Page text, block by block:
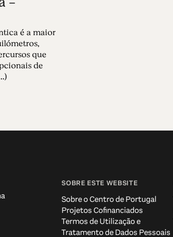
é a maior
que
de
SOBRE ESTE WEBSITE
Sobre o Centro de Portugal
Projetos Cofinanciados
Termos de Utilização e
Tratamento de Dados Pessoais